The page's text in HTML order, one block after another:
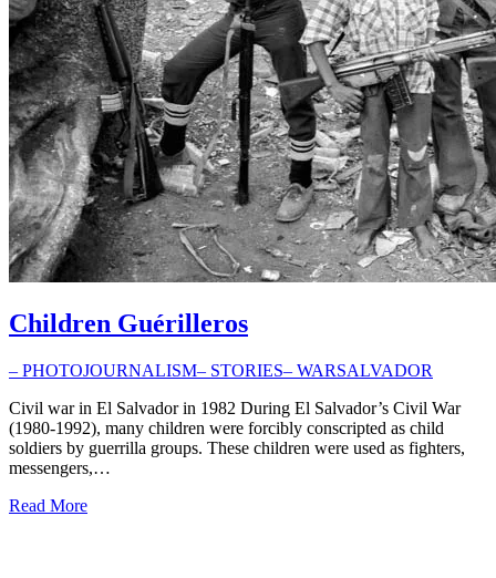
Children Guérilleros
– PHOTOJOURNALISM– STORIES– WARSALVADOR
Civil war in El Salvador in 1982 During El Salvador’s Civil War
(1980-1992), many children were forcibly conscripted as child
soldiers by guerrilla groups. These children were used as fighters,
messengers,…
Read More